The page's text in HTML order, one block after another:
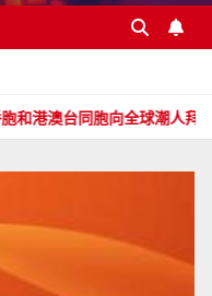
全球潮人拜年！ 郑